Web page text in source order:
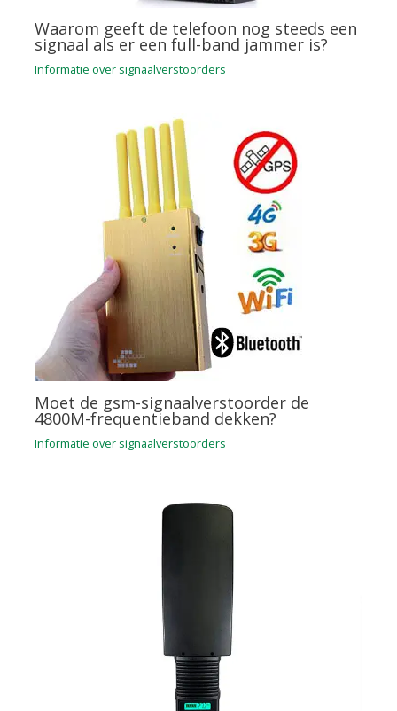
Waarom geeft de telefoon nog steeds een
signaal als er een full-band jammer is?
Informatie over signaalverstoorders
Moet de gsm-signaalverstoorder de
4800M-frequentieband dekken?
Informatie over signaalverstoorders